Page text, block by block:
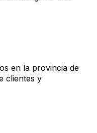
en la provincia de
clientes y